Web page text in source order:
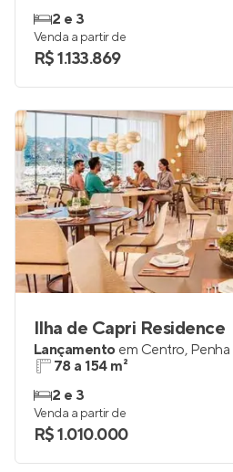
2 e 3
Venda a partir de
R$ 1.133.869
Ilha de Capri Residence
Lançamento em Centro, Penha
78 a 154 m²
2 e 3
Venda a partir de
R$ 1.010.000